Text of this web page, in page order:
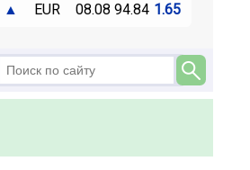
▲
EUR 08.08 94.84 1.65